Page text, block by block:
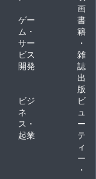
画
ゲー
ム・
サー
ビス
開発
書
籍
・
雑
誌
出
版
ビジ
ネ
ス・
起業
ビ
ュ
ー
テ
ィ
ー
・